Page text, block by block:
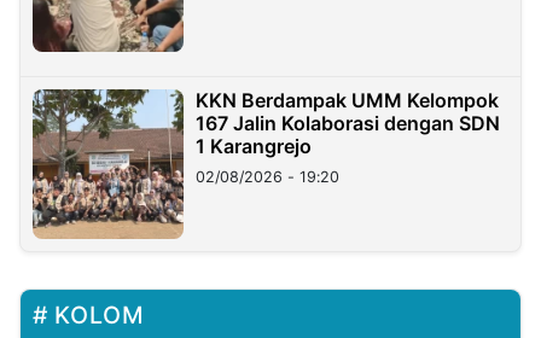
KKN Berdampak UMM Kelompok
167 Jalin Kolaborasi dengan SDN
1 Karangrejo
02/08/2026 - 19:20
KOLOM